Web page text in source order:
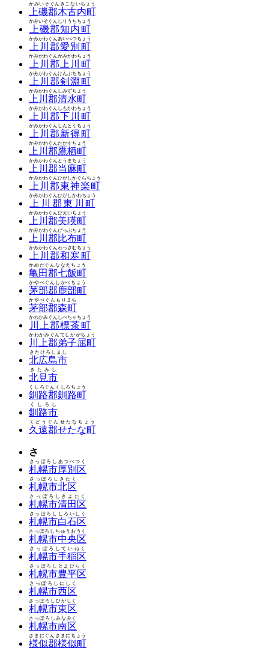
上磯郡木古内町
かみいそぐんきこないちょう
上磯郡知内町
かみいそぐんしりうちちょう
上川郡愛別町
かみかわぐんあいべつちょう
上川郡上川町
かみかわぐんかみかわちょう
上川郡剣淵町
かみかわぐんけんぶちちょう
上川郡清水町
かみかわぐんしみずちょう
上川郡下川町
かみかわぐんしもかわちょう
上川郡新得町
かみかわぐんしんとくちょう
上川郡鷹栖町
かみかわぐんたかすちょう
上川郡当麻町
かみかわぐんとうまちょう
上川郡東神楽町
かみかわぐんひがしかぐらちょう
上川郡東川町
かみかわぐんひがしかわちょう
上川郡美瑛町
かみかわぐんびえいちょう
上川郡比布町
かみかわぐんぴっぷちょう
上川郡和寒町
かみかわぐんわっさむちょう
亀田郡七飯町
かめだぐんななえちょう
茅部郡鹿部町
かやべぐんしかべちょう
茅部郡森町
かやべぐんもりまち
川上郡標茶町
かわかみぐんしべちゃちょう
川上郡弟子屈町
かわかみぐんてしかがちょう
北広島市
きたひろしまし
北見市
きたみし
釧路郡釧路町
くしろぐんくしろちょう
釧路市
くしろし
久遠郡せたな町
くどうぐんせたなちょう
さ
札幌市厚別区
さっぽろしあつべつく
札幌市北区
さっぽろしきたく
札幌市清田区
さっぽろしきよたく
札幌市白石区
さっぽろししろいしく
札幌市中央区
さっぽろしちゅうおうく
札幌市手稲区
さっぽろしていねく
札幌市豊平区
さっぽろしとよひらく
札幌市西区
さっぽろしにしく
札幌市東区
さっぽろしひがしく
札幌市南区
さっぽろしみなみく
様似郡様似町
さまにぐんさまにちょう